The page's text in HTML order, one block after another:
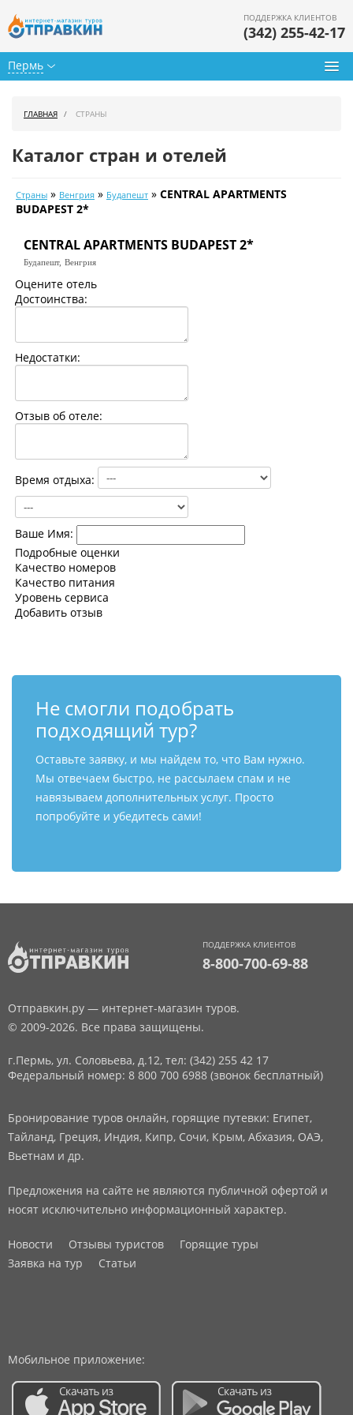
Пермь
ПОДДЕРЖКА КЛИЕНТОВ
(342) 255-42-17
Календарь туров
Страны
Как купить
Контакты
ГЛАВНАЯ СТРАНЫ
Каталог стран и отелей
Страны » Венгрия » Будапешт » CENTRAL APARTMENTS
BUDAPEST 2*
CENTRAL APARTMENTS BUDAPEST 2*
Будапешт, Венгрия
Оцените отель
Достоинства:
Недостатки:
Отзыв об отеле:
Время отдыха:
Ваше Имя:
Подробные оценки
Качество номеров
Качество питания
Уровень сервиса
Добавить отзыв
Не смогли подобрать
подходящий тур?
Оставьте заявку, и мы найдем то, что Вам нужно.
Мы отвечаем быстро, не рассылаем спам и не
навязываем дополнительных услуг. Просто
попробуйте и убедитесь сами!
ПОДДЕРЖКА КЛИЕНТОВ
8-800-700-69-88
Отправкин.ру — интернет-магазин туров.
© 2009-2026. Все права защищены.
г.Пермь, ул. Соловьева, д.12, тел: (342) 255 42 17
Федеральный номер: 8 800 700 6988 (звонок бесплатный)
Бронирование туров онлайн, горящие путевки: Египет,
Тайланд, Греция, Индия, Кипр, Сочи, Крым, Абхазия, ОАЭ,
Вьетнам и др.
Предложения на сайте не являются публичной офертой и
носят исключительно информационный характер.
Новости Отзывы туристов
Горящие туры
Заявка на тур
Статьи
Мобильное приложение: